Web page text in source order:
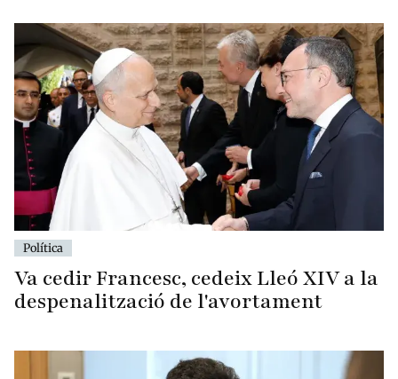
Política
Va cedir Francesc, cedeix Lleó XIV a la
despenalització de l'avortament